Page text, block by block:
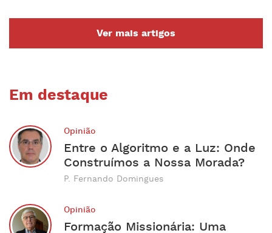
Em destaque
Opinião
Entre o Algoritmo e a Luz: Onde
Construímos a Nossa Morada?
P. Fernando Domingues
Opinião
Formação Missionária: Uma
Ver mais artigos